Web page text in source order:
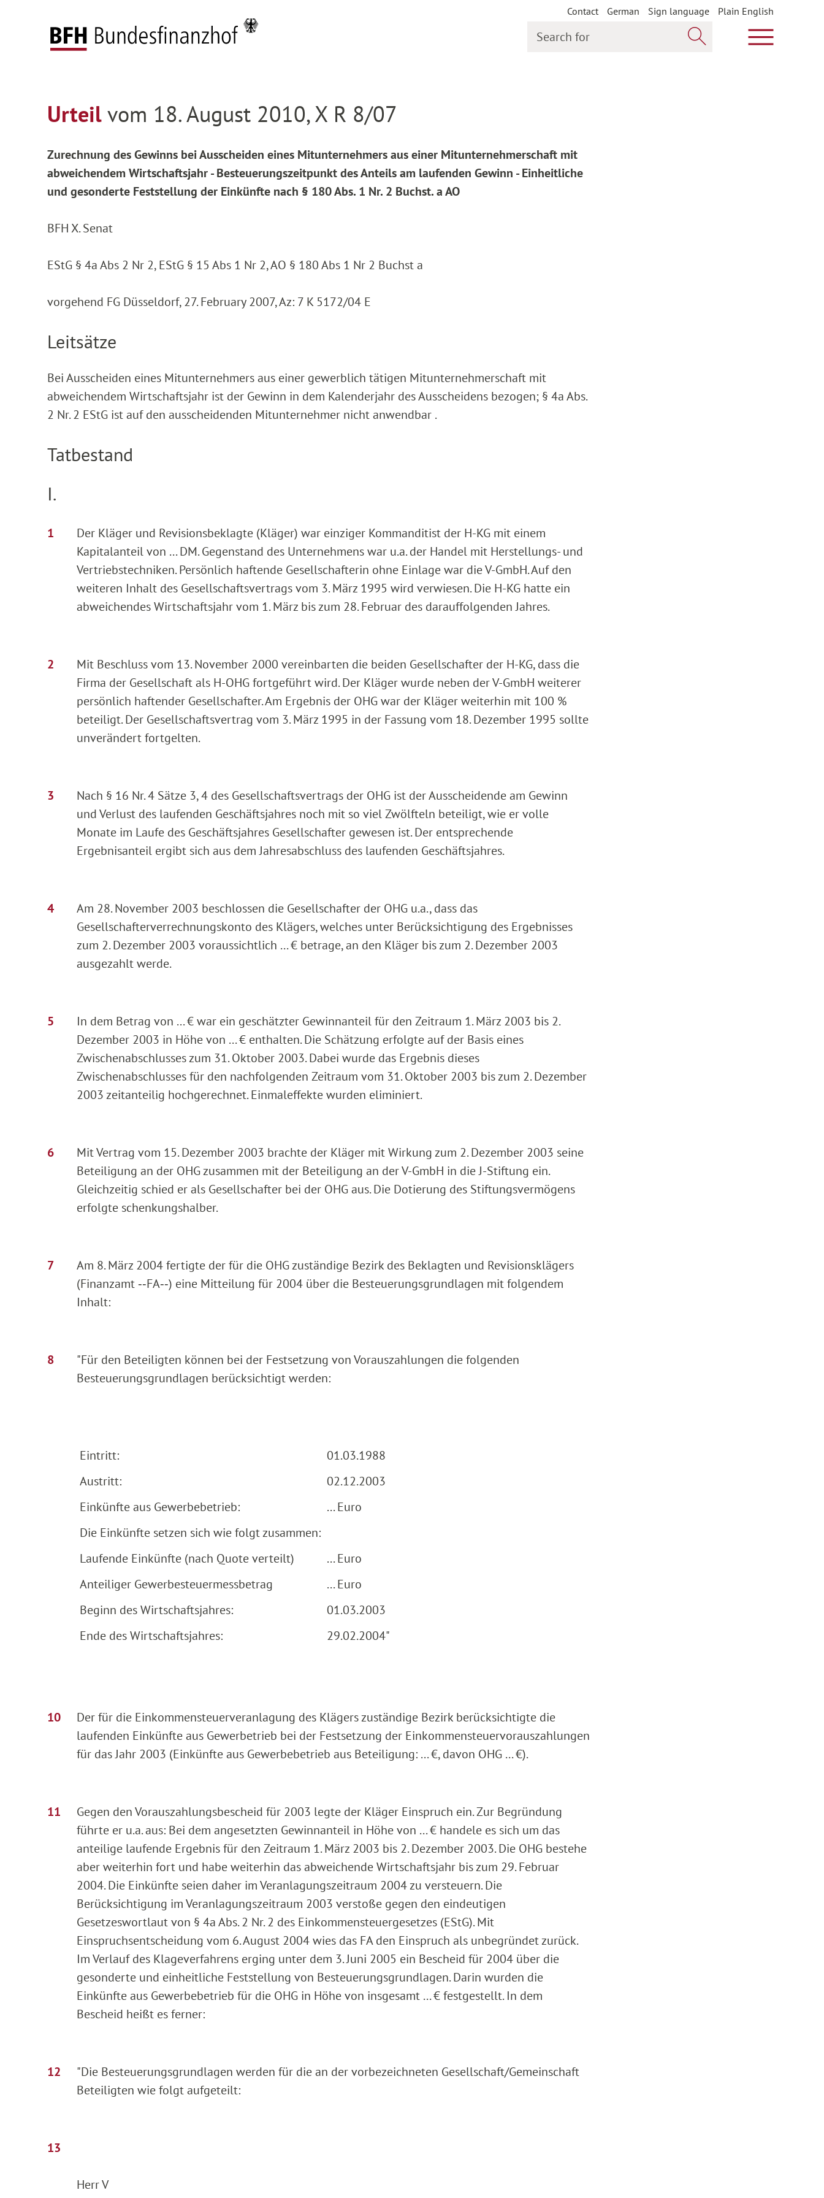
Contact German Sign language
Plain English
Show main
Federal Fiscal Court
Urteilvom 18. August 2010, X R 8/07
Zurechnung des Gewinns bei Ausscheiden eines Mitunternehmers aus einer Mitunternehmerschaft mit
abweichendem Wirtschaftsjahr - Besteuerungszeitpunkt des Anteils am laufenden Gewinn - Einheitliche
und gesonderte Feststellung der Einkünfte nach § 180 Abs. 1 Nr. 2 Buchst. a AO
BFH X. Senat
EStG § 4a Abs 2 Nr 2, EStG § 15 Abs 1 Nr 2, AO § 180 Abs 1 Nr 2 Buchst a
vorgehend FG Düsseldorf, 27. February 2007, Az: 7 K 5172/04 E
Leitsätze
Bei Ausscheiden eines Mitunternehmers aus einer gewerblich tätigen Mitunternehmerschaft mit
abweichendem Wirtschaftsjahr ist der Gewinn in dem Kalenderjahr des Ausscheidens bezogen; § 4a Abs.
2 Nr. 2 EStG ist auf den ausscheidenden Mitunternehmer nicht anwendbar .
Tatbestand
I.
Der Kläger und Revisionsbeklagte (Kläger) war einziger Kommanditist der H-KG mit einem
Kapitalanteil von ... DM. Gegenstand des Unternehmens war u.a. der Handel mit Herstellungs- und
Vertriebstechniken. Persönlich haftende Gesellschafterin ohne Einlage war die V-GmbH. Auf den
weiteren Inhalt des Gesellschaftsvertrags vom 3. März 1995 wird verwiesen. Die H-KG hatte ein
abweichendes Wirtschaftsjahr vom 1. März bis zum 28. Februar des darauffolgenden Jahres.
Mit Beschluss vom 13. November 2000 vereinbarten die beiden Gesellschafter der H-KG, dass die
Firma der Gesellschaft als H-OHG fortgeführt wird. Der Kläger wurde neben der V-GmbH weiterer
persönlich haftender Gesellschafter. Am Ergebnis der OHG war der Kläger weiterhin mit 100 %
beteiligt. Der Gesellschaftsvertrag vom 3. März 1995 in der Fassung vom 18. Dezember 1995 sollte
unverändert fortgelten.
Nach § 16 Nr. 4 Sätze 3, 4 des Gesellschaftsvertrags der OHG ist der Ausscheidende am Gewinn
und Verlust des laufenden Geschäftsjahres noch mit so viel Zwölfteln beteiligt, wie er volle
Monate im Laufe des Geschäftsjahres Gesellschafter gewesen ist. Der entsprechende
Ergebnisanteil ergibt sich aus dem Jahresabschluss des laufenden Geschäftsjahres.
Am 28. November 2003 beschlossen die Gesellschafter der OHG u.a., dass das
Gesellschafterverrechnungskonto des Klägers, welches unter Berücksichtigung des Ergebnisses
zum 2. Dezember 2003 voraussichtlich ... € betrage, an den Kläger bis zum 2. Dezember 2003
ausgezahlt werde.
In dem Betrag von ... € war ein geschätzter Gewinnanteil für den Zeitraum 1. März 2003 bis 2.
Dezember 2003 in Höhe von ... € enthalten. Die Schätzung erfolgte auf der Basis eines
Zwischenabschlusses zum 31. Oktober 2003. Dabei wurde das Ergebnis dieses
Zwischenabschlusses für den nachfolgenden Zeitraum vom 31. Oktober 2003 bis zum 2. Dezember
2003 zeitanteilig hochgerechnet. Einmaleffekte wurden eliminiert.
Mit Vertrag vom 15. Dezember 2003 brachte der Kläger mit Wirkung zum 2. Dezember 2003 seine
Beteiligung an der OHG zusammen mit der Beteiligung an der V-GmbH in die J-Stiftung ein.
Gleichzeitig schied er als Gesellschafter bei der OHG aus. Die Dotierung des Stiftungsvermögens
erfolgte schenkungshalber.
Am 8. März 2004 fertigte der für die OHG zuständige Bezirk des Beklagten und Revisionsklägers
(Finanzamt ‑‑FA‑‑) eine Mitteilung für 2004 über die Besteuerungsgrundlagen mit folgendem
Inhalt:
"Für den Beteiligten können bei der Festsetzung von Vorauszahlungen die folgenden
Besteuerungsgrundlagen berücksichtigt werden:
Eintritt:
01.03.1988
Austritt:
02.12.2003
Einkünfte aus Gewerbebetrieb:
... Euro
Die Einkünfte setzen sich wie folgt zusammen:
Laufende Einkünfte (nach Quote verteilt)
... Euro
Anteiliger Gewerbesteuermessbetrag
... Euro
Beginn des Wirtschaftsjahres:
01.03.2003
Ende des Wirtschaftsjahres:
29.02.2004"
Der für die Einkommensteuerveranlagung des Klägers zuständige Bezirk berücksichtigte die
laufenden Einkünfte aus Gewerbetrieb bei der Festsetzung der Einkommensteuervorauszahlungen
für das Jahr 2003 (Einkünfte aus Gewerbebetrieb aus Beteiligung: ... €, davon OHG ... €).
Gegen den Vorauszahlungsbescheid für 2003 legte der Kläger Einspruch ein. Zur Begründung
führte er u.a. aus: Bei dem angesetzten Gewinnanteil in Höhe von ... € handele es sich um das
anteilige laufende Ergebnis für den Zeitraum 1. März 2003 bis 2. Dezember 2003. Die OHG bestehe
aber weiterhin fort und habe weiterhin das abweichende Wirtschaftsjahr bis zum 29. Februar
2004. Die Einkünfte seien daher im Veranlagungszeitraum 2004 zu versteuern. Die
Berücksichtigung im Veranlagungszeitraum 2003 verstoße gegen den eindeutigen
Gesetzeswortlaut von § 4a Abs. 2 Nr. 2 des Einkommensteuergesetzes (EStG). Mit
Einspruchsentscheidung vom 6. August 2004 wies das FA den Einspruch als unbegründet zurück.
Im Verlauf des Klageverfahrens erging unter dem 3. Juni 2005 ein Bescheid für 2004 über die
gesonderte und einheitliche Feststellung von Besteuerungsgrundlagen. Darin wurden die
Einkünfte aus Gewerbebetrieb für die OHG in Höhe von insgesamt ... € festgestellt. In dem
Bescheid heißt es ferner:
"Die Besteuerungsgrundlagen werden für die an der vorbezeichneten Gesellschaft/Gemeinschaft
Beteiligten wie folgt aufgeteilt:
Herr V